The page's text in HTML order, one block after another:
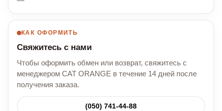
КАК ОФОРМИТЬ
Свяжитесь с нами
Чтобы оформить обмен или возврат, свяжитесь с
менеджером CAT ORANGE в течение 14 дней после
получения заказа.
(050) 741-44-88